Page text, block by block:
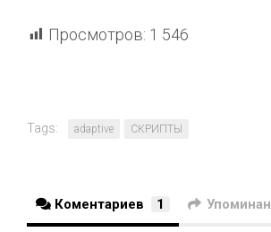
Просмотров: 1 546
Tags: adaptive СКРИПТЫ
Коментариев 1